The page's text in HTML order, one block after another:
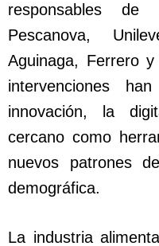
responsables de
Pescanova,
Aguinaga, Ferrero
intervenciones
innovación, la
cercano como
nuevos patrones
demográfica.
La industria